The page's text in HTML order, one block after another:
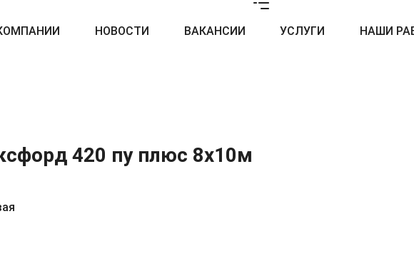
НОВОСТИ ВАКАНСИИ УСЛУГИ НАШИ
420 пу плюс 8х10м